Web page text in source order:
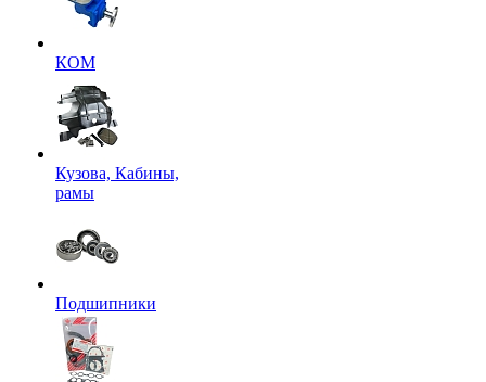
КОМ
Кузова, Кабины,
рамы
Подшипники